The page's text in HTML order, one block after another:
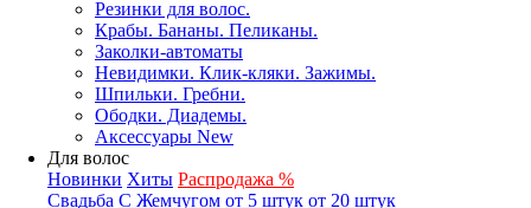
Резинки для волос.
Крабы. Бананы. Пеликаны.
Заколки-автоматы
Невидимки. Клик-кляки. Зажимы.
Шпильки. Гребни.
Ободки. Диадемы.
Аксессуары New
Для волос
Новинки Хиты Распродажа %
Свадьба С Жемчугом от 5 штук от 20 штук